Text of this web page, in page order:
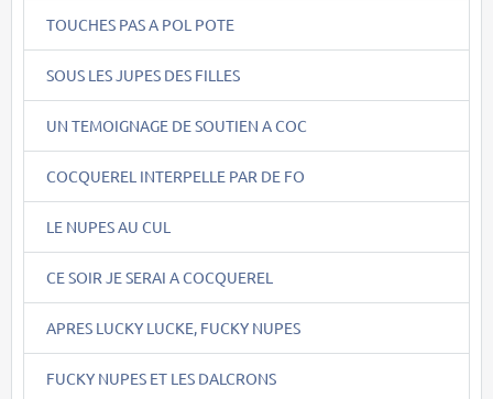
TOUCHES PAS A POL POTE
SOUS LES JUPES DES FILLES
UN TEMOIGNAGE DE SOUTIEN A COC
COCQUEREL INTERPELLE PAR DE FO
LE NUPES AU CUL
CE SOIR JE SERAI A COCQUEREL
APRES LUCKY LUCKE, FUCKY NUPES
FUCKY NUPES ET LES DALCRONS